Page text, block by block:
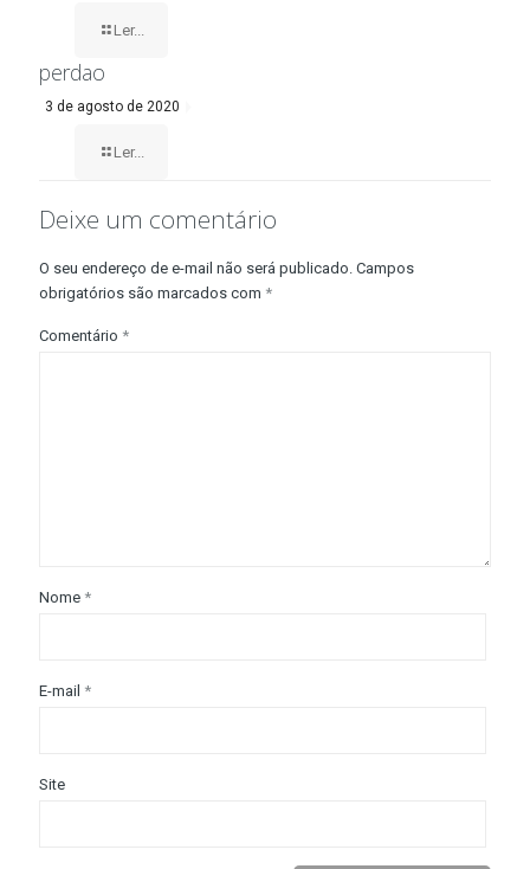
Ler...
3 de agosto de 2020
perdao
Ler...
Deixe um comentário
O seu endereço de e-mail não será publicado. Campos
obrigatórios são marcados com *
Comentário *
Nome *
E-mail *
Site